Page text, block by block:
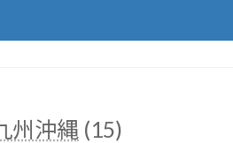
州沖縄 (15)